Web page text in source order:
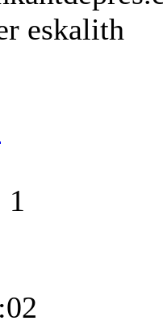
eskalith
1